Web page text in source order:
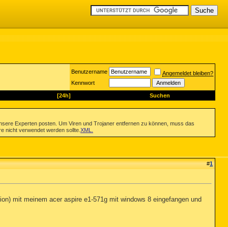
Benutzername
Angemeldet bleiben?
Kennwort
[24h] Suchen
Experten posten. Um Viren und Trojaner entfernen zu können, muss das
nicht verwendet werden sollte. XML
#1
mit meinem acer aspire e1-571g mit windows 8 eingefangen und